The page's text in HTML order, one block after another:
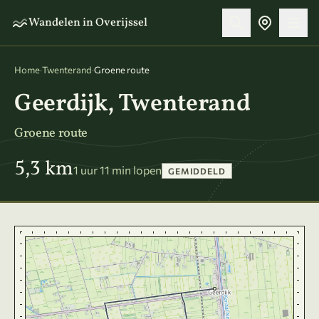
Wandelen in Overijssel
Home·Twenterand·Groene route
Geerdijk, Twenterand
Groene route
5,3 km1 uur 11 min lopen GEMIDDELD
Kaart